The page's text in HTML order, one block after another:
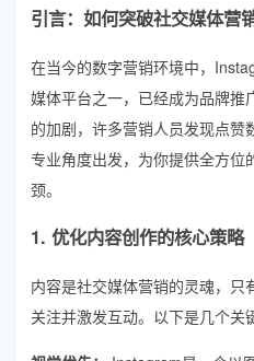
引言：如何突破社交媒体营
在当今的数字营销环境中，
媒体平台之一，已经成为品牌推
的加剧，许多营销人员发现点赞
专业角度出发，为你提供全方位
颈。
1. 优化内容创作的核心策略
内容是社交媒体营销的灵魂，只
关注并激发互动。以下是几个关